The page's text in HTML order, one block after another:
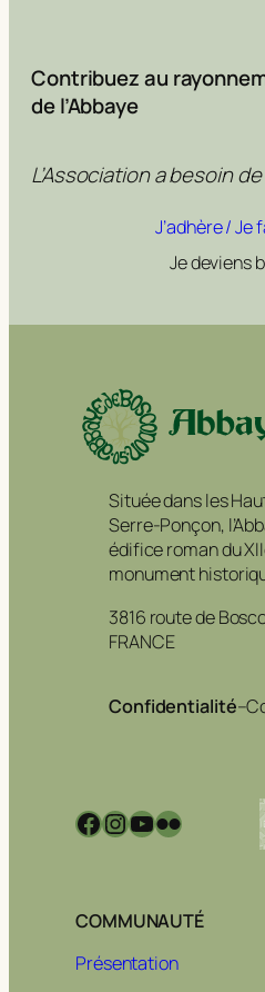
Contribuez au
de l’Abbaye
L’Association a besoin
J’adhère / Je
Je deviens
Située dans les
Serre-Ponçon,
édifice roman du
monument
3816 route de
FRANCE
Confidentialité–
Facebook
Instagram
YouTube
Flickr
COMMUNAUTÉ
Présentation